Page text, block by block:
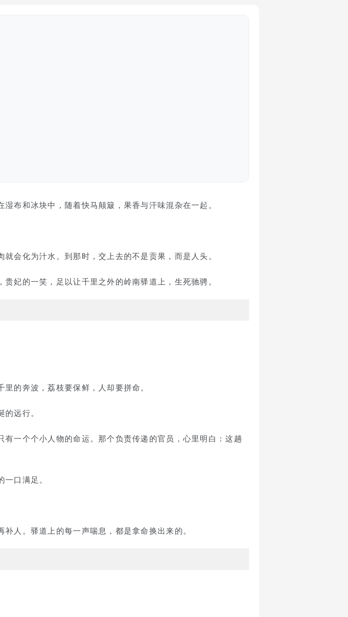
布和冰块中，随着快马颠簸，果香与汗味混杂在一起。
会化为汁水。到那时，交上去的不是贡果，而是人头。
妃的一笑，足以让千里之外的岭南驿道上，生死驰骋。
的奔波，荔枝要保鲜，人却要拼命。
远行。
一个个小人物的命运。那个负责传递的官员，心里明白：这趟
口满足。
人。驿道上的每一声喘息，都是拿命换出来的。